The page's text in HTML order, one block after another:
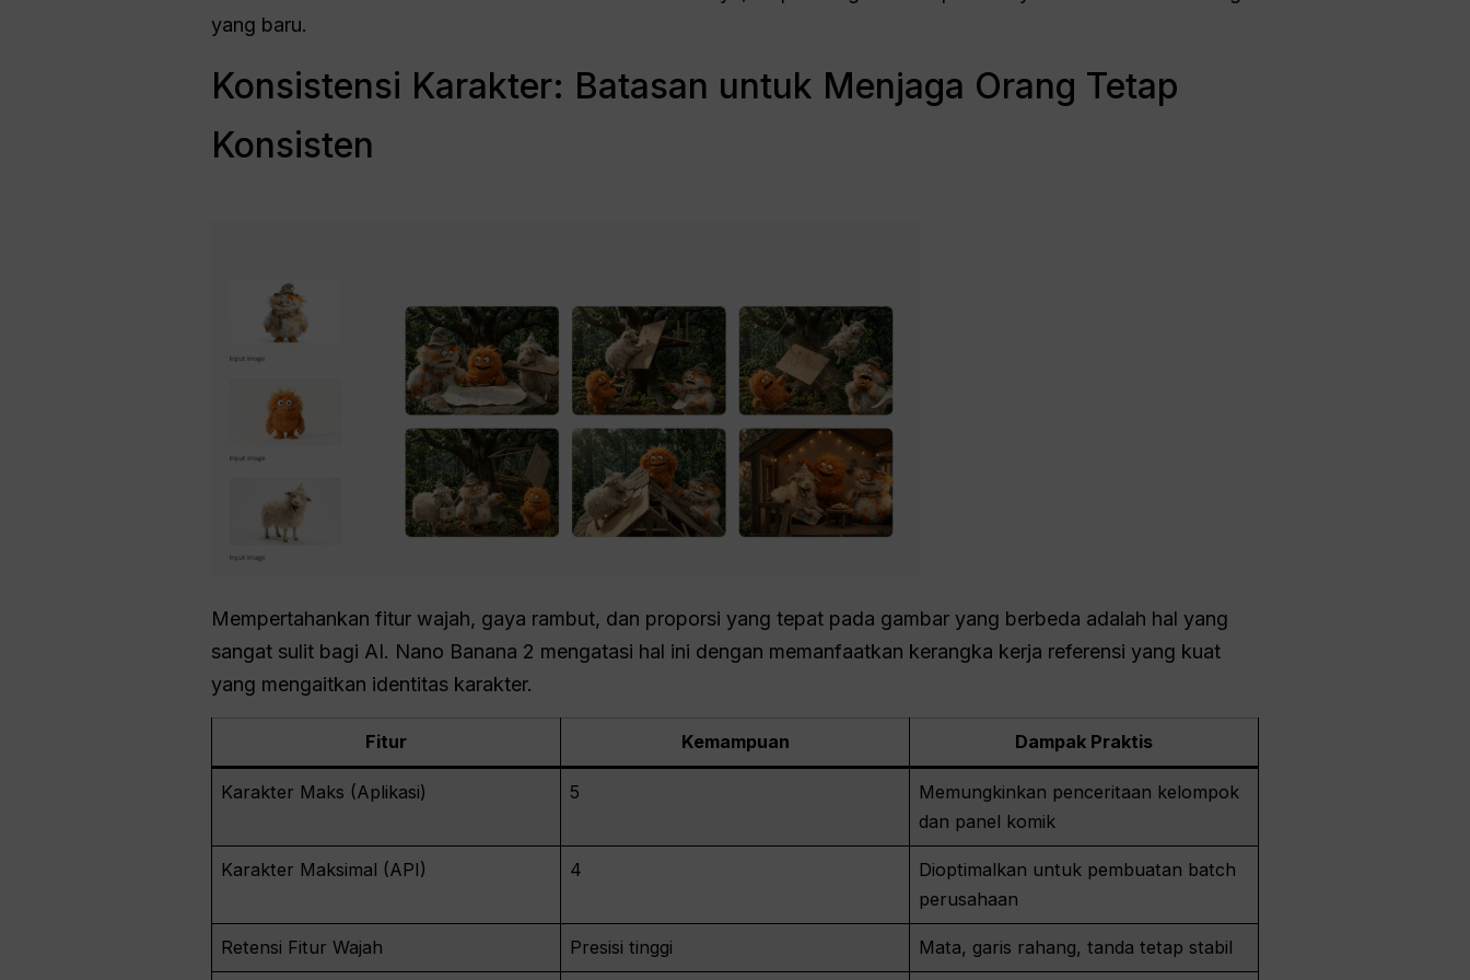
yang baru.
Konsistensi Karakter: Batasan untuk Menjaga Orang Tetap
Konsisten
Mempertahankan fitur wajah, gaya rambut, dan proporsi yang tepat pada gambar yang berbeda adalah hal yang
sangat sulit bagi AI. Nano Banana 2 mengatasi hal ini dengan memanfaatkan kerangka kerja referensi yang kuat
yang mengaitkan identitas karakter.
Fitur Kemampuan Dampak Praktis
Karakter Maks (Aplikasi) 5
Memungkinkan penceritaan kelompok
dan panel komik
Karakter Maksimal (API) 4
Dioptimalkan untuk pembuatan batch
perusahaan
Retensi Fitur Wajah Presisi tinggi Mata, garis rahang, tanda tetap stabil